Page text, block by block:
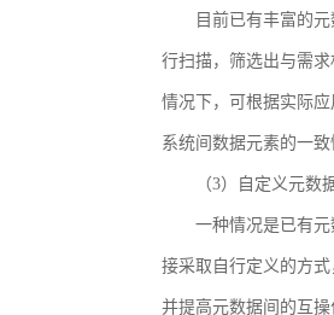
目前已有丰富的
行扫描，筛选出与需
情况下，可根据实际
系统间数据元素的一致
（3）自定义元数
一种情况是已有
接采取自行定义的方
并提高元数据间的互